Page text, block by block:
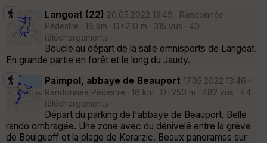
Langoat (22) 20.05.2022 13:49 · Randonnée
Pédestre · 16 km · D+210 m · 315 vus · 40
téléchargements ·
Boucle au départ de la salle omnisports de Langoat.
En grande partie en forêt et le long du Jaudy.
Paimpol, abbaye de Beauport 17.05.2022 13:46 ·
Randonnée Pédestre · 16 km · D+250 m · 482 vus · 44
téléchargements ·
Départ du parking de l'abbaye de Beauport. Belle
rando ombragée. Une zone avec du dénivelé entre la grève
de Boulgueff et la plage de Kerarzic. Beaux panoramas sur